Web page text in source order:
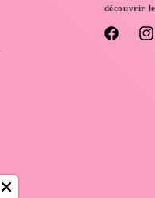
découvrir
Facebook